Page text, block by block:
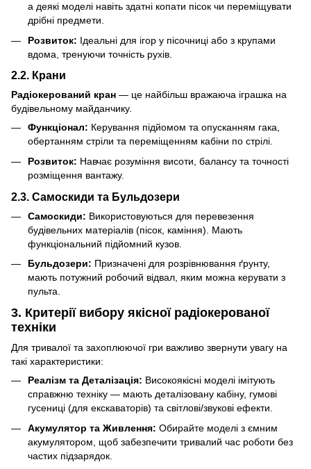
а деякі моделі навіть здатні копати пісок чи переміщувати
дрібні предмети.
Розвиток: Ідеальні для ігор у пісочниці або з крупами
вдома, тренуючи точність рухів.
2.2. Крани
Радіокерований кран — це найбільш вражаюча іграшка на
будівельному майданчику.
Функціонал: Керування підйомом та опусканням гака,
обертанням стріли та переміщенням кабіни по стрілі.
Розвиток: Навчає розуміння висоти, балансу та точності
розміщення вантажу.
2.3. Самоскиди та Бульдозери
Самоскиди: Використовуються для перевезення
будівельних матеріалів (пісок, каміння). Мають
функціональний підйомний кузов.
Бульдозери: Призначені для розрівнювання ґрунту,
мають потужний робочий відвал, яким можна керувати з
пульта.
3. Критерії вибору якісної радіокерованої
техніки
Для тривалої та захоплюючої гри важливо звернути увагу на
такі характеристики:
Реалізм та Деталізація: Високоякісні моделі імітують
справжню техніку — мають деталізовану кабіну, гумові
гусениці (для екскаваторів) та світлові/звукові ефекти.
Акумулятор та Живлення: Обирайте моделі з ємним
акумулятором, щоб забезпечити тривалий час роботи без
частих підзарядок.